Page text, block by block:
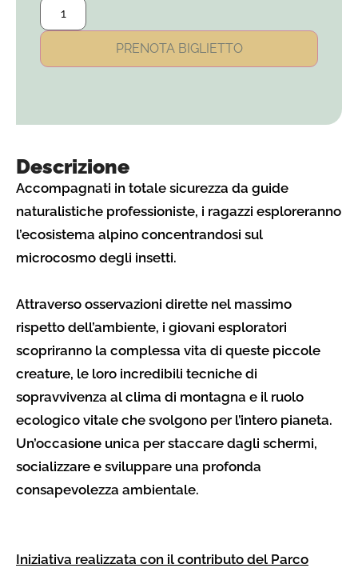
Descrizione
Accompagnati in totale sicurezza da guide
naturalistiche professioniste, i ragazzi esploreranno
l’ecosistema alpino concentrandosi sul
microcosmo degli insetti.
Attraverso osservazioni dirette nel massimo
rispetto dell’ambiente, i giovani esploratori
scopriranno la complessa vita di queste piccole
creature, le loro incredibili tecniche di
sopravvivenza al clima di montagna e il ruolo
ecologico vitale che svolgono per l’intero pianeta.
Un’occasione unica per staccare dagli schermi,
socializzare e sviluppare una profonda
consapevolezza ambientale.
Iniziativa realizzata con il contributo del Parco
PRENOTA BIGLIETTO